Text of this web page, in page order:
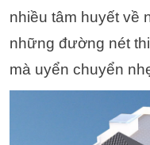
nhiều tâm huyết về
những đường nét
mà uyển chuyển